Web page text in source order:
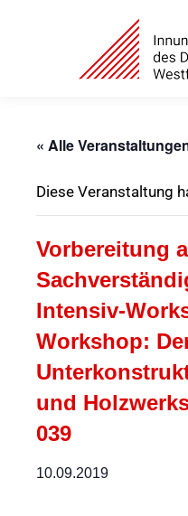
« Alle
Diese Veranstaltung
Vorbereitung
Intensiv-
Workshop:
und
039
10.09.2019